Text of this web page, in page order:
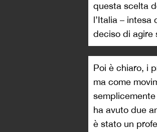
questa scelta
l’Italia –
deciso di agire
Poi è chiaro, i
ma come
ha avuto due
è stato un